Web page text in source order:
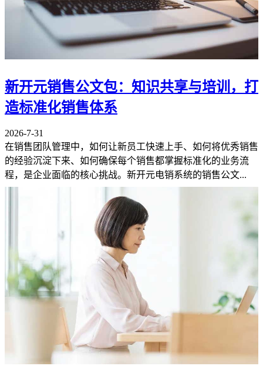
新开元销售公文包：知识共享与培训，打
造标准化销售体系
2026-7-31
在销售团队管理中，如何让新员工快速上手、如何将优秀销售
的经验沉淀下来、如何确保每个销售都掌握标准化的业务流
程，是企业面临的核心挑战。新开元电销系统的销售公文...